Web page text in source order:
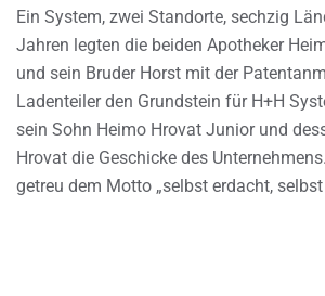
Ein System, zwei Standorte, sechzig
Jahren legten die beiden Apotheker
und sein Bruder Horst mit der
Ladenteiler den Grundstein für H+H
sein Sohn Heimo Hrovat Junior und
Hrovat die Geschicke des
getreu dem Motto „selbst erdacht,